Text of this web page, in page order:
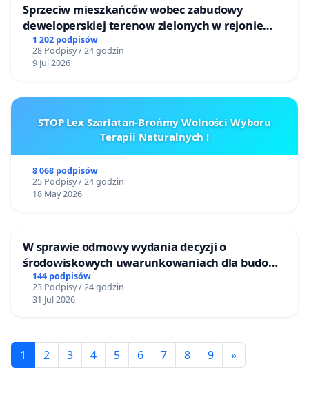
Sprzeciw mieszkańców wobec zabudowy
deweloperskiej terenow zielonych w rejonie
Bulwarów Straceńskich w Bielsku-Białej
1 202 podpisów
28 Podpisy / 24 godzin
9 Jul 2026
STOP Lex Szarlatan-Brońmy Wolności Wyboru
Terapii Naturalnych !
8 068 podpisów
25 Podpisy / 24 godzin
18 May 2026
W sprawie odmowy wydania decyzji o
środowiskowych uwarunkowaniach dla budowy
zakładu wytwarzania biometanu „Krynki” w
Ostrowiu Południowym oraz ochrony
mieszkańców i Puszczy Knyszyńskiej
144 podpisów
23 Podpisy / 24 godzin
31 Jul 2026
1 2 3 4 5 6 7 8 9 »